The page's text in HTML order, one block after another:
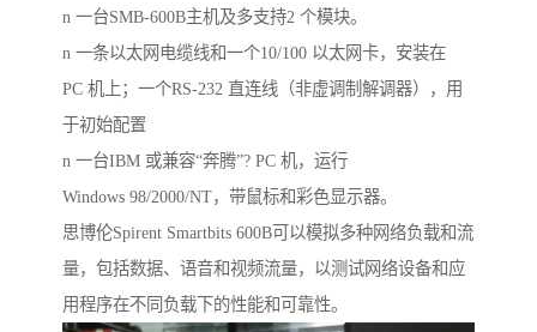
n 一台SMB-600B主机及多支持2 个模块。
n 一条以太网电缆线和一个10/100 以太网卡，安装在
PC 机上；一个RS-232 直连线（非虚调制解调器），用
于初始配置
n 一台IBM 或兼容“奔腾”? PC 机，运行
Windows 98/2000/NT，带鼠标和彩色显示器。
思博伦Spirent Smartbits 600B可以模拟多种网络负载和流
量，包括数据、语音和视频流量，以测试网络设备和应
用程序在不同负载下的性能和可靠性。